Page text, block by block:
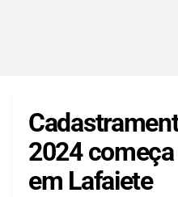
2024
em Lafaiete